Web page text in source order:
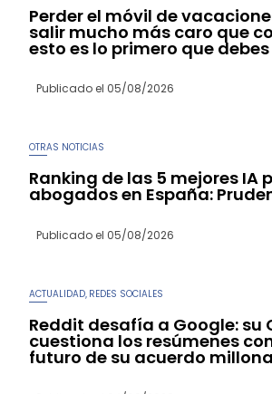
Perder el móvil de
salir mucho más caro que
esto es lo primero que
Publicado el 05/08/2026
OTRAS NOTICIAS
Ranking de las 5 mejores IA
abogados en España:
Publicado el 05/08/2026
ACTUALIDAD REDES SOCIALES
Reddit desafía a Google: su
cuestiona los resúmenes
futuro de su acuerdo